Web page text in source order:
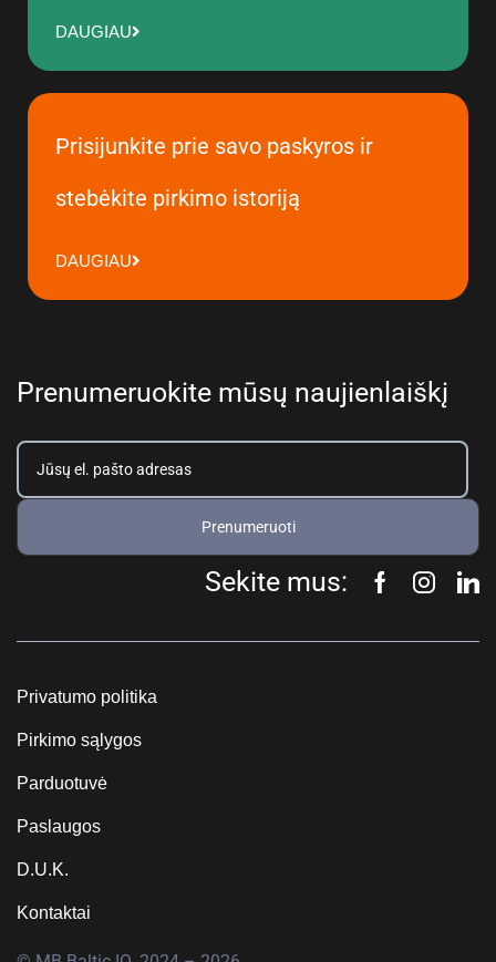
DAUGIAU
Prisijunkite prie savo paskyros ir
stebėkite pirkimo istoriją
DAUGIAU
Prenumeruokite mūsų naujienlaiškį
Prenumeruoti
Sekite mus:
Privatumo politika
Pirkimo sąlygos
Parduotuvė
Paslaugos
D.U.K.
Kontaktai